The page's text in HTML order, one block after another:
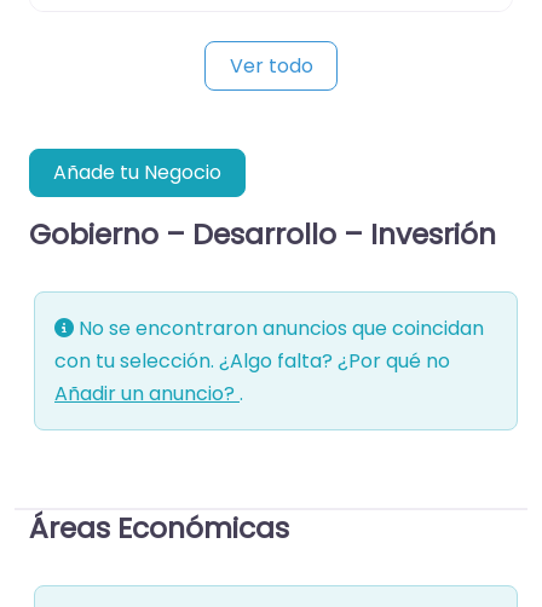
Ver todo
Añade tu Negocio
Gobierno – Desarrollo – Invesrión
No se encontraron anuncios que coincidan
con tu selección. ¿Algo falta? ¿Por qué no
Añadir un anuncio? .
Áreas Económicas